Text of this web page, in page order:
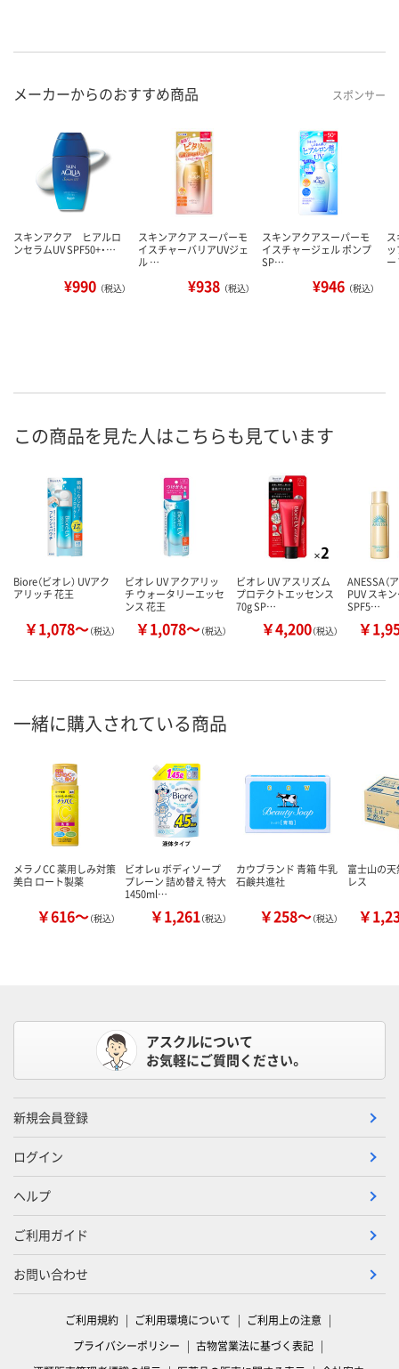
メーカーからのおすすめ商品 スポンサー
スキンアクア ヒアルロ
ンセラムUV SPF50+・…
¥990 （税込）
スキンアクア スーパーモ
イスチャーバリアUVジェ
ル …
¥938 （税込）
スキンアクアスーパーモ
イスチャージェル ポンプ
SP…
¥946 （税込）
この商品を見た人はこちらも見ています
Biore（ビオレ） UVアク
アリッチ 花王
￥1,078～（税込）
ビオレ UV アクアリッ
チ ウォータリーエッセ
ンス 花王
￥1,078～（税込）
ビオレ UV アスリズム
プロテクトエッセンス
70g SP…
￥4,200（税込）
ANESSA（
PUV スキ
SPF5…
￥
一緒に購入されている商品
メラノCC 薬用しみ対策
美白 ロート製薬
￥616～（税込）
ビオレu ボディソープ
プレーン 詰め替え 特大
1450ml…
￥1,261（税込）
カウブランド 青箱 牛乳
石鹸共進社
￥258～（税込）
富士山の
レス
￥
アスクルについて
お気軽にご質問ください。
新規会員登録
ログイン
ヘルプ
ご利用ガイド
お問い合わせ
ご利用規約 ご利用環境について
ご利用上の注意
プライバシーポリシー
古物営業法に基づく表記